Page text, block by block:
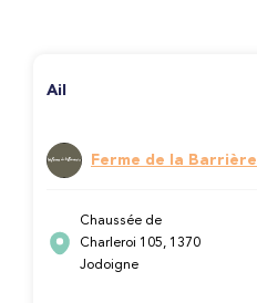
Ail
Ferme de la Barrière
Chaussée de
Charleroi 105, 1370
Jodoigne